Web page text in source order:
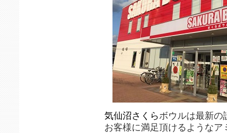
気仙沼さくらボウルは最新の
お客様に満足頂けるような